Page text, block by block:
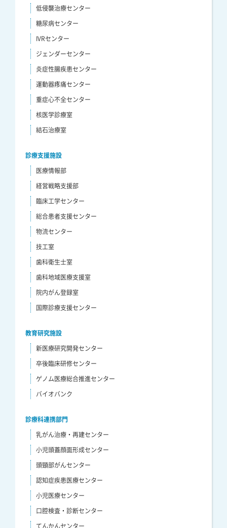
低侵襲治療センター
糖尿病センター
IVRセンター
ジェンダーセンター
炎症性腸疾患センター
運動器疼痛センター
重症心不全センター
核医学診療室
結石治療室
診療支援施設
医療情報部
経営戦略支援部
臨床工学センター
総合患者支援センター
物流センター
技工室
歯科衛生士室
歯科地域医療支援室
院内がん登録室
国際診療支援センター
教育研究施設
新医療研究開発センター
卒後臨床研修センター
ゲノム医療総合推進センター
バイオバンク
診療科連携部門
乳がん治療・再建センター
小児頭蓋顔面形成センター
頭頸部がんセンター
認知症疾患医療センター
小児医療センター
口腔検査・診断センター
てんかんセンター